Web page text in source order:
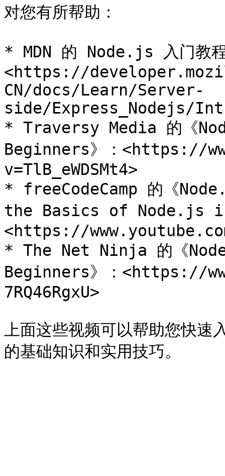
对您有所帮助：
* MDN 的 Node.js 入门教
<https://
CN/docs/Learn/Server-
side/Express_Nodejs/
* Traversy Media 的《
Beginners》：<https://
v=TlB_eWDSMt4>
* freeCodeCamp 的《
the Basics of Node.js
<https://
* The Net Ninja 的《
Beginners》：<https://
7RQ46RgxU>
上面这些视频可以帮助您